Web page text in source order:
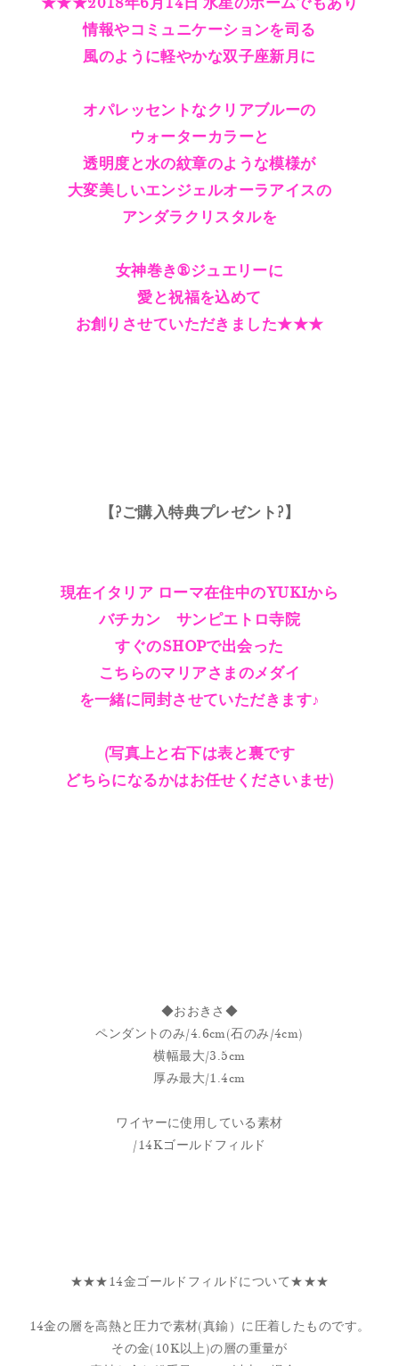
情報やコミュニケーションを司る
風のように軽やかな双子座新月に
オパレッセントなクリアブルーの
ウォーターカラーと
透明度と水の紋章のような模様が
大変美しいエンジェルオーラアイスの
アンダラクリスタルを
女神巻き®ジュエリーに
愛と祝福を込めて
お創りさせていただきました★★★
【?ご購入特典プレゼント?】
現在イタリア ローマ在住中のYUKIから
バチカン サンピエトロ寺院
すぐのSHOPで出会った
こちらのマリアさまのメダイ
を一緒に同封させていただきます♪
(写真上と右下は表と裏です
どちらになるかはお任せくださいませ)
◆おおきさ◆
ペンダントのみ/4.6cm(石のみ/4cm)
横幅最大/3.5cm
厚み最大/1.4cm
ワイヤーに使用している素材
/14Kゴールドフィルド
★★★14金ゴールドフィルドについて★★★
14金の層を高熱と圧力で素材(真鍮）に圧着したものです。
その金(10K以上)の層の重量が